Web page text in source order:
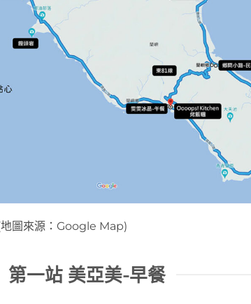
圖來源：Google Map)
第一站 美亞美-早餐